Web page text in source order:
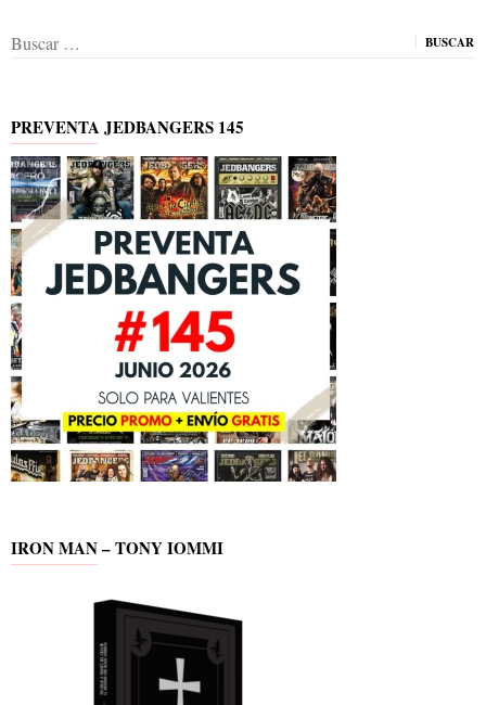
Buscar:
PREVENTA JEDBANGERS 145
IRON MAN – TONY IOMMI